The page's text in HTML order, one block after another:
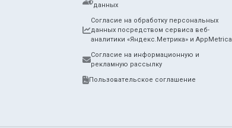
данных
Согласие на обработку персональных
данных посредством сервиса веб-
аналитики «Яндекс.Метрика» и AppMetrica
Согласие на информационную и
рекламную рассылку
Пользовательское соглашение